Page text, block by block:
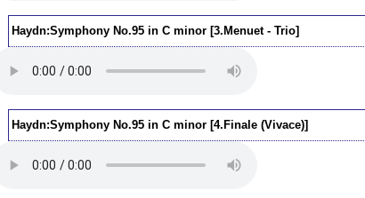
Haydn:Symphony No.95 in C minor [3.Menuet - Trio]
Haydn:Symphony No.95 in C minor [4.Finale (Vivace)]